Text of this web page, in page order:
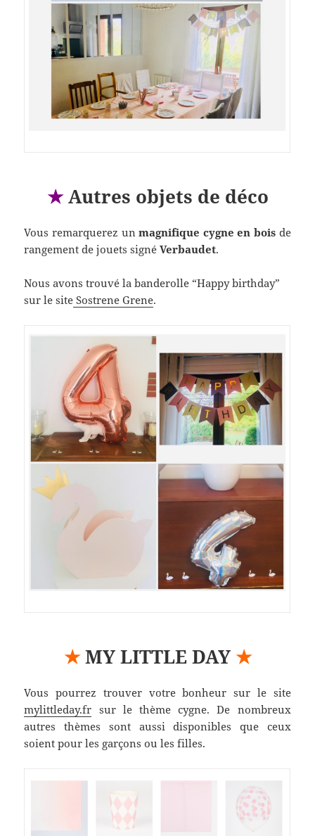
★Autres objets de déco
Vous remarquerez unmagnifique cygne en boisde
rangement de jouets signéVerbaudet.
Nous avons trouvé la banderolle “Happy birthday”
sur le site Sostrene Grene.
★MY LITTLE DAY ★
Vous pourrez trouver votre bonheur sur le site
mylittleday.fr sur le thème cygne. De nombreux
autres thèmes sont aussi disponibles que ceux
soient pour les garçons ou les filles.